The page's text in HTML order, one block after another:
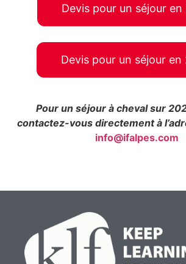
Devis pour un séjour en
Devis pour un séjour en
Pour un séjour à cheval sur
contactez-vous directement à
info@ifalpes.com